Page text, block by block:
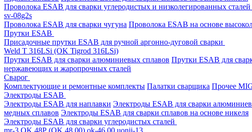
Проволока ESAB для сварки углеродистых и низколегированных сталей
sv-08g2s
Проволока ESAB для сварки чугуна Проволока ESAB на основе
Прутки ESAB
Присадочные прутки ESAB для ручной аргонно-дуговой сварки
Weld T 316LSi (OK Tigrod 316LSi)
Прутки ESAB для сварки алюминиевых сплавов Прутки ESAB для
нержавеющих и жаропрочных сталей
Сварог
Комплектующие и ремонтные комплекты Палатки сварщика Прочее
Электроды ESAB
Электроды ESAB для наплавки Электроды ESAB для сварки
медных сплавов Электроды ESAB для сварки сплавов на основе никеля
Электроды ESAB для сварки углеродистых сталей
mr-3 OK 48Р (OK 48.00) ok-46.00 uonii-13